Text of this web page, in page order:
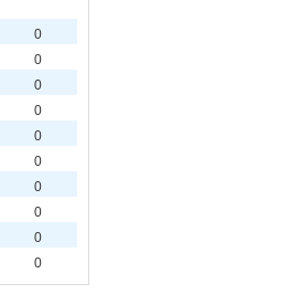
0
0
0
0
0
0
0
0
0
0